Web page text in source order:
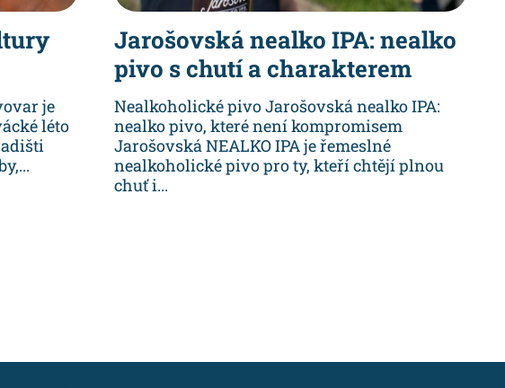
je
léto
Jarošovská nealko IPA: nealko
pivo s chutí a charakterem
Nealkoholické pivo Jarošovská nealko IPA:
nealko pivo, které není kompromisem
Jarošovská NEALKO IPA je řemeslné
nealkoholické pivo pro ty, kteří chtějí plnou
chuť i...